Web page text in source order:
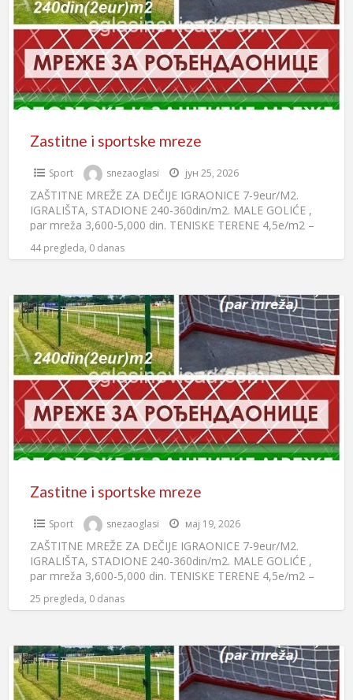
Zastitne i sportske mreze
Sport snezaoglasi јун 25, 2026
ZAŠTITNE MREŽE ZA DEČIJE IGRAONICE 7-9eur/M2.
IGRALIŠTA, STADIONE 240-360din/m2. MALE GOLIĆE ,
par mreža 3,600-5,000 din. TENISKE TERENE 4,5e/m2 –
9e/m . Krovna mreža. Sa
44 pregleda, 0 danas
Zastitne i sportske mreze
Sport snezaoglasi мај 19, 2026
ZAŠTITNE MREŽE ZA DEČIJE IGRAONICE 7-9eur/M2.
IGRALIŠTA, STADIONE 240-360din/m2. MALE GOLIĆE ,
par mreža 3,600-5,000 din. TENISKE TERENE 4,5e/m2 –
9e/m . Krovna mreža. Sa
25 pregleda, 0 danas